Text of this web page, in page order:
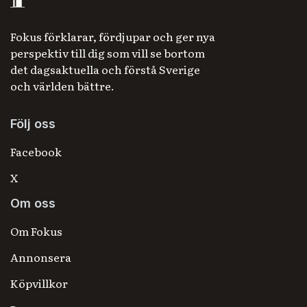
Fokus förklarar, fördjupar och ger nya
perspektiv till dig som vill se bortom
det dagsaktuella och förstå Sverige
och världen bättre.
Följ oss
Facebook
X
Om oss
Om Fokus
Annonsera
Köpvillkor